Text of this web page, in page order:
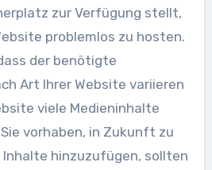
zur Verfügung stellt,
problemlos zu hosten.
der benötigte
Art Ihrer Website variieren
viele Medieninhalte
vorhaben, in Zukunft zu
hinzuzufügen, sollten